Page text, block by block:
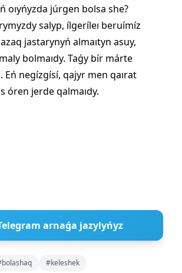
oıyńyzda júrgen bolsa she?
salyp, ílgeríleı beruímíz
jastarynyń almaıtyn asuy,
bolmaıdy. Taǵy bír márte
Eń negízgísí, qajyr men qaırat
óren jerde qalmaıdy.
arnaǵa jazylyńyz
#keleshek